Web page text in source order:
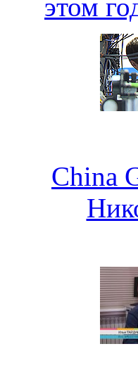
этом
China